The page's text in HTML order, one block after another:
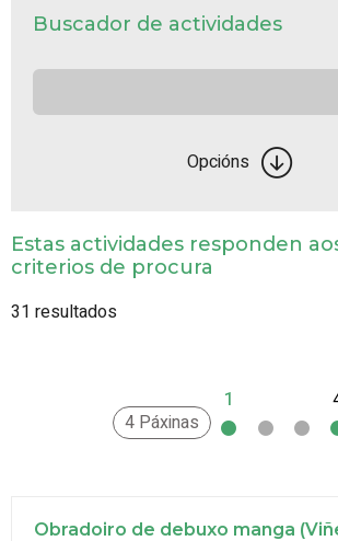
Buscador de actividades
Opcións
Estas actividades responden
criterios de procura
31 resultados
4 Páxinas
1
Obradoiro de debuxo manga